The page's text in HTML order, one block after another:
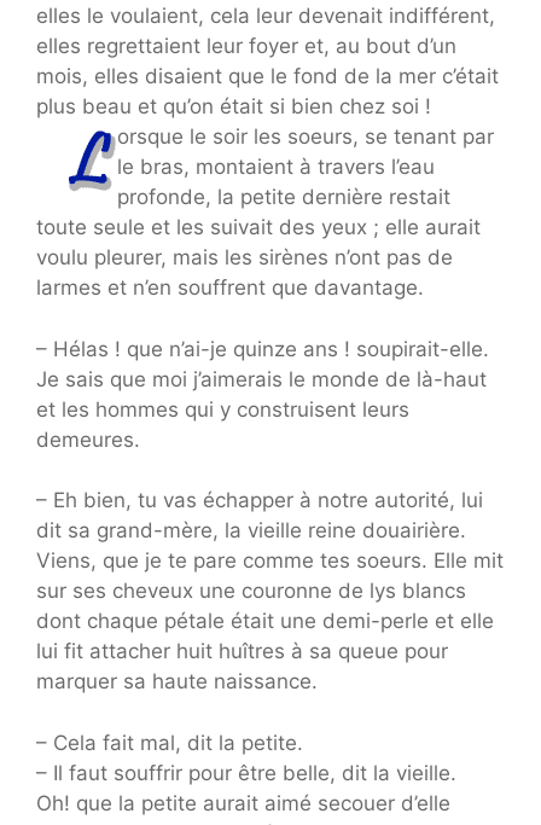
elles le voulaient, cela leur devenait indifférent,
elles regrettaient leur foyer et, au bout d’un
mois, elles disaient que le fond de la mer c’était
plus beau et qu’on était si bien chez soi !
orsque le soir les soeurs, se tenant par
le bras, montaient à travers l’eau
profonde, la petite dernière restait
toute seule et les suivait des yeux ; elle aurait
voulu pleurer, mais les sirènes n’ont pas de
larmes et n’en souffrent que davantage.
– Hélas ! que n’ai-je quinze ans ! soupirait-elle.
Je sais que moi j’aimerais le monde de là-haut
et les hommes qui y construisent leurs
demeures.
– Eh bien, tu vas échapper à notre autorité, lui
dit sa grand-mère, la vieille reine douairière.
Viens, que je te pare comme tes soeurs. Elle mit
sur ses cheveux une couronne de lys blancs
dont chaque pétale était une demi-perle et elle
lui fit attacher huit huîtres à sa queue pour
marquer sa haute naissance.
– Cela fait mal, dit la petite.
– Il faut souffrir pour être belle, dit la vieille.
Oh! que la petite aurait aimé secouer d’elle